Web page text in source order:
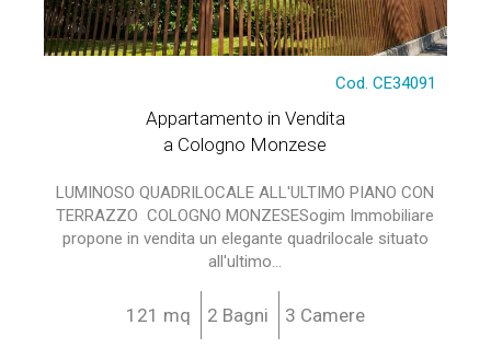
Cod. CE34091
Appartamento in Vendita
a Cologno Monzese
LUMINOSO QUADRILOCALE ALL'ULTIMO PIANO CON
TERRAZZO  COLOGNO MONZESESogim Immobiliare
propone in vendita un elegante quadrilocale situato
all'ultimo...
121 mq 2 Bagni 3 Camere